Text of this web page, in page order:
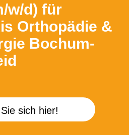
w/d) für
Orthopädie &
Bochum-
sich hier!